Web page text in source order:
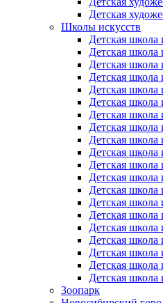
Детская
Школы искусств
Детская
Детская
Детская
Детская
Детская школа
Детская школа
Детская
Детская
Детская
Детская
Детская
Детская
Детская
Детская
Детская
Детская
Детская
Детская
Детская
Детская
Зоопарк